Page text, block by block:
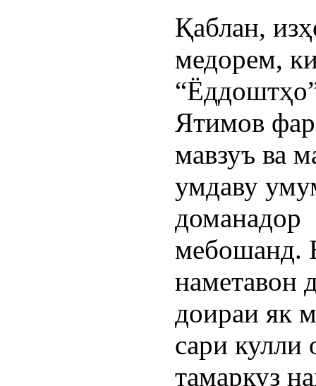
Қаблан,
медорем,
Ятимов
мавзуъ ва
умдаву
доманадор
мебошанд.
наметавон
доираи як
сари кулли
тамаркуз